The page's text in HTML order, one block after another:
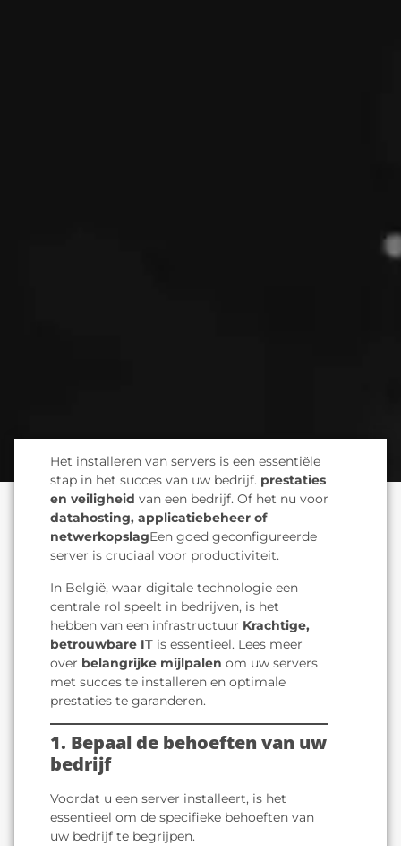
Het installeren van servers is een essentiële
stap in het succes van uw bedrijf. prestaties
en veiligheid van een bedrijf. Of het nu voor
datahosting, applicatiebeheer of
netwerkopslagEen goed geconfigureerde
server is cruciaal voor productiviteit.
In België, waar digitale technologie een
centrale rol speelt in bedrijven, is het
hebben van een infrastructuur Krachtige,
betrouwbare IT is essentieel. Lees meer
over belangrijke mijlpalen om uw servers
met succes te installeren en optimale
prestaties te garanderen.
1. Bepaal de behoeften van uw
bedrijf
Voordat u een server installeert, is het
essentieel om de specifieke behoeften van
uw bedrijf te begrijpen.